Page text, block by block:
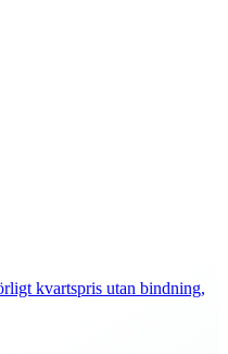
kvartspris utan bindning,